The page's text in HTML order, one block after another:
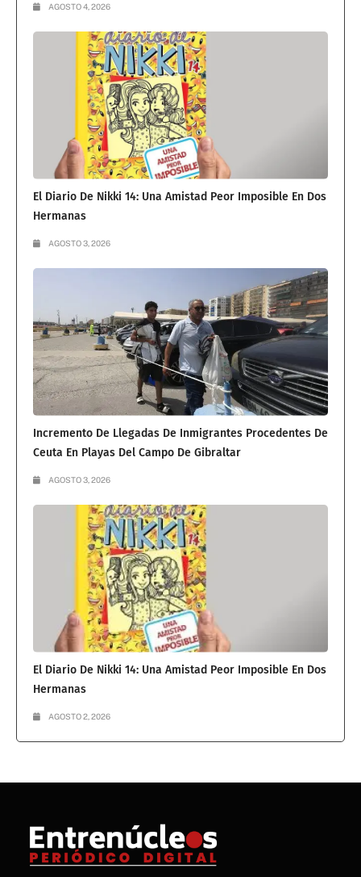
AGOSTO 4, 2026
El Diario De Nikki 14: Una Amistad Peor Imposible En Dos
Hermanas
AGOSTO 3, 2026
Incremento De Llegadas De Inmigrantes Procedentes De
Ceuta En Playas Del Campo De Gibraltar
AGOSTO 3, 2026
El Diario De Nikki 14: Una Amistad Peor Imposible En Dos
Hermanas
AGOSTO 2, 2026